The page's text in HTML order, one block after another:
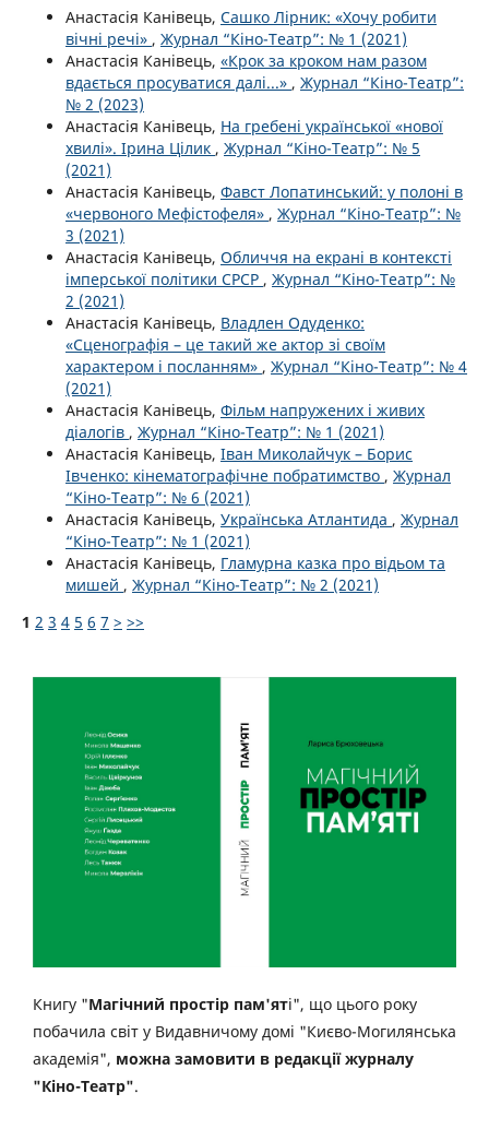
Анастасія Канівець, Сашко Лірник: «Хочу робити
вічні речі» , Журнал “Кіно-Театр”: № 1 (2021)
Анастасія Канівець, «Крок за кроком нам разом
вдається просуватися далі...» , Журнал “Кіно-Театр”:
№ 2 (2023)
Анастасія Канівець, На гребені української «нової
хвилі». Ірина Цілик , Журнал “Кіно-Театр”: № 5
(2021)
Анастасія Канівець, Фавст Лопатинський: у полоні в
«червоного Мефістофеля» , Журнал “Кіно-Театр”: №
3 (2021)
Анастасія Канівець, Обличчя на екрані в контексті
імперської політики СРСР , Журнал “Кіно-Театр”: №
2 (2021)
Анастасія Канівець, Владлен Одуденко:
«Сценографія – це такий же актор зі своїм
характером і посланням» , Журнал “Кіно-Театр”: № 4
(2021)
Анастасія Канівець, Фільм напружених і живих
діалогів , Журнал “Кіно-Театр”: № 1 (2021)
Анастасія Канівець, Іван Миколайчук – Борис
Івченко: кінематографічне побратимство , Журнал
“Кіно-Театр”: № 6 (2021)
Анастасія Канівець, Українська Атлантида , Журнал
“Кіно-Театр”: № 1 (2021)
Анастасія Канівець, Гламурна казка про відьом та
мишей , Журнал “Кіно-Театр”: № 2 (2021)
1 2 3 4 5 6 7 > >>
Книгу "Магічний простір пам'яті", що цього року
побачила світ у Видавничому домі "Києво-Могилянська
академія", можна замовити в редакції журналу
"Кіно-Театр".